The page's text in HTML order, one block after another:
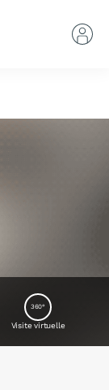
360°
Visite virtuelle